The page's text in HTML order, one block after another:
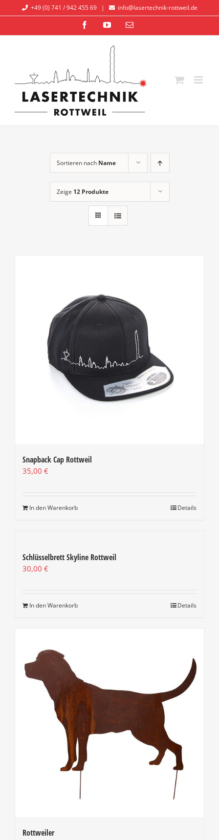
Inhalt
+49 (0) 741 / 942 455 69| info@lasertechnik-rottweil.de
FacebookYouTubeE-
Sortieren nach Name
Zeige 12 Produkte
Snapback Cap Rottweil
35,00 €
In den Warenkorb Details
Schlüsselbrett Skyline Rottweil
30,00 €
In den Warenkorb Details
Rottweiler